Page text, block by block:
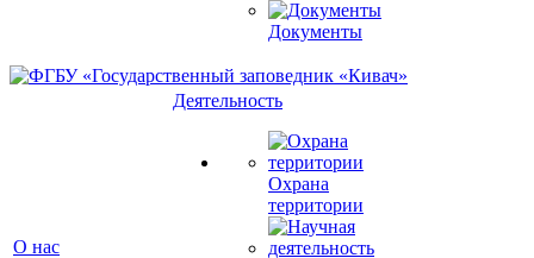
Документы
О нас
Деятельность
Охрана
территории